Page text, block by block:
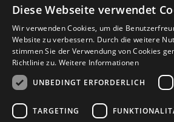
Unsere Projekte
Ich wünsche mir Gebet
Ich habe eine Frage
Folge uns
Diese Webseite verwendet
Wir verwenden Cookies, um die
Website zu verbessern. Durch die weitere
stimmen Sie der Verwendung von Cookies
Richtlinie zu. Weitere Informationen
UNBEDINGT ERFORDERLICH
TARGETING